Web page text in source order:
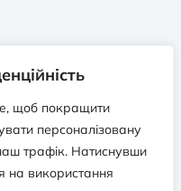
щоб покращити
персоналізовану
трафік. Натиснувши
на використання